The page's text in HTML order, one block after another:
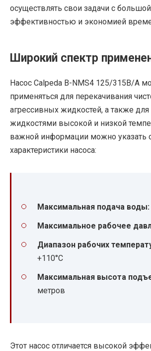
осуществлять свои задачи с большой
эффективностью и экономией
Широкий спектр
Насос Calpeda B-NMS4 125/315B/A
применяться для перекачивания
агрессивных жидкостей, а также
жидкостями высокой и низкой
важной информации можно указать
характеристики насоса:
Максимальная подача воды:
Максимальное рабочее
Диапазон рабочих
+110°C
Максимальная высота
метров
Этот насос отличается высокой